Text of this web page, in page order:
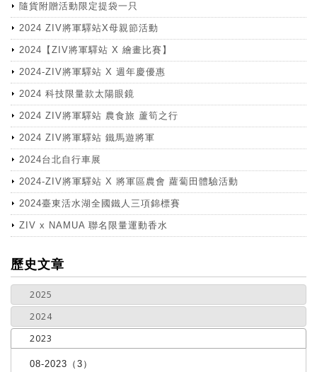
隨貨附贈活動限定提袋一只
2024 ZIV將軍驛站X母親節活動
2024【ZIV將軍驛站 X 繪畫比賽】
2024-ZIV將軍驛站 X 週年慶優惠
2024 科技限量款太陽眼鏡
2024 ZIV將軍驛站 農食旅 蘆筍之行
2024 ZIV將軍驛站 鐵馬遊將軍
2024台北自行車展
2024-ZIV將軍驛站 X 將軍區農會 蘿蔔田體驗活動
2024臺東活水湖全國鐵人三項錦標賽
ZIV x NAMUA 聯名限量運動香水
more
歷史文章
2025
2024
2023
08-2023（3）